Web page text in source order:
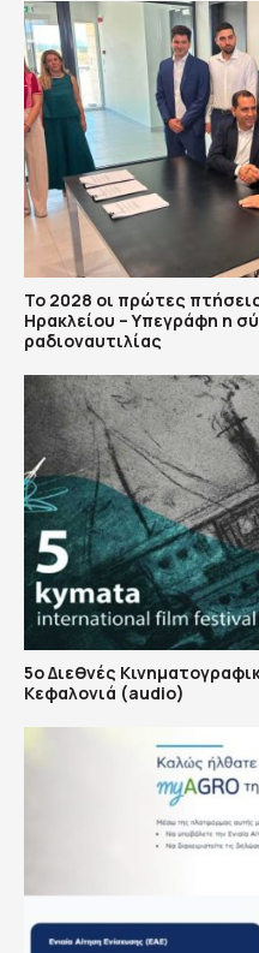
Το 2028 οι πρώτες
Ηρακλείου – Υπεγράφη η
ραδιοναυτιλίας
5ο Διεθνές
Κεφαλονιά (audio)